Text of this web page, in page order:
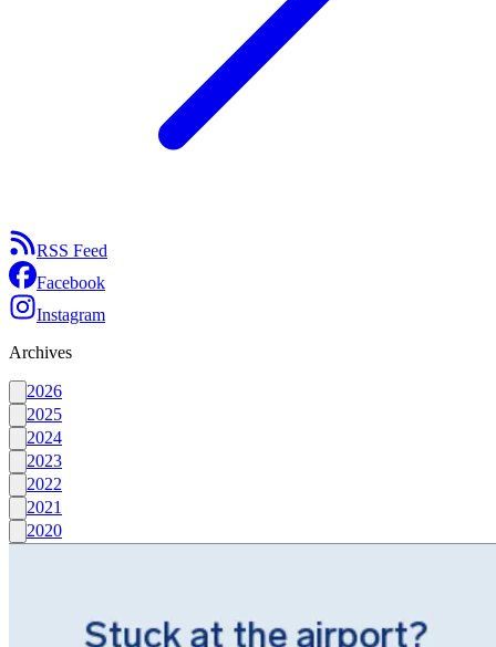
RSS Feed
Facebook
Instagram
Archives
2026
2025
2024
2023
2022
2021
2020